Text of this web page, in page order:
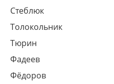
Стеблюк
Толокольник
Тюрин
Фадеев
Фёдоров